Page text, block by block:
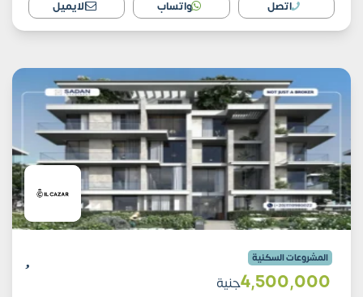
اتصل واتساب الايميل
المشروعات السكنية
4٬500٬000جنية